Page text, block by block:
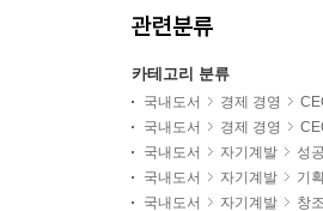
관련분류
카테고리 분류
국내도서 경제 경영
국내도서
경제 경영
국내도서
자기계발
성
국내도서
자기계발
기
국내도서
자기계발 창